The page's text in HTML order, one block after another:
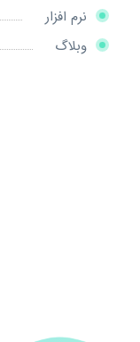
نرم افزار
وبلاگ